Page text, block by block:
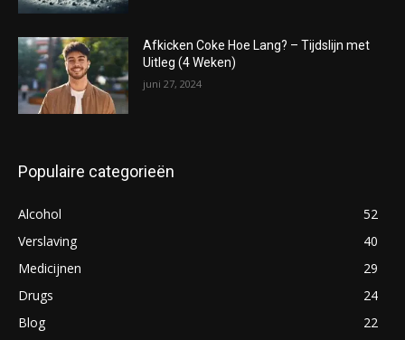
Afkicken Coke Hoe Lang? – Tijdslijn met
Uitleg (4 Weken)
juni 27, 2024
Populaire categorieën
Alcohol
52
Verslaving
40
Medicijnen
29
Drugs
24
Blog
22